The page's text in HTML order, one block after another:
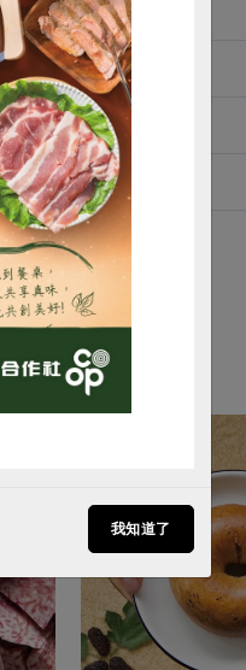
、海鹽
風味。
程序。
買
我知道了